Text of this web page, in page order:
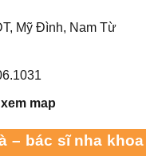
Mỹ Đình, Nam Từ
map
– bác sĩ nha khoa